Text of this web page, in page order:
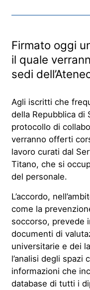
Firmato oggi
il quale
sedi
Agli iscritti che
della Repubblica di
protocollo di
verranno offerti
lavoro curati dal
Titano, che si
del personale.
L’accordo,
come la
soccorso, prevede
documenti di
universitarie e dei
l’analisi degli spazi
informazioni che
database di tutti i